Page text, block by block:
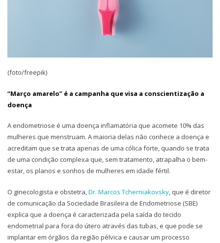
(foto/freepik)
“Março amarelo” é a campanha que visa a conscientização a
doença
A endometriose é uma doença inflamatória que acomete 10% das
mulheres que menstruam. A maioria delas não conhece a doença e
acreditam que se trata apenas de uma cólica forte, quando se trata
de uma condição complexa que, sem tratamento, atrapalha o bem-
estar, os planos e sonhos de mulheres em idade fértil.
O ginecologista e obstetra,Dr. Marcos Tcherniakovsky, que é diretor
de comunicação da Sociedade Brasileira de Endometriose (SBE)
explica que a doença é caracterizada pela saída do tecido
endometrial para fora do útero através das tubas, e que pode se
implantar em órgãos da região pélvica e causar um processo